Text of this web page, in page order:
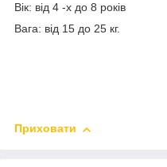
Вік: від 4 -х до 8 років
Вага: від 15 до 25 кг.
Приховати